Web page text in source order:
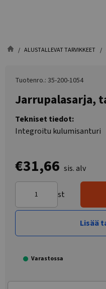
ALUSTALLEVAT TARVIKKEET
Tuotenro.: 35-200-1054
Jarrupalasarja,
Tekniset tiedot:
Integroitu kulumisanturi
€31,66 sis. alv
st
Lisää
Varastossa